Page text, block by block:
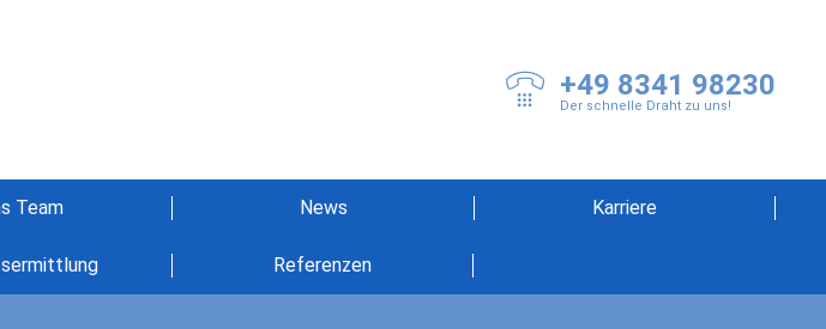
+49 8341 98230
Der schnelle Draht zu uns!
Team News Karriere
Referenzen